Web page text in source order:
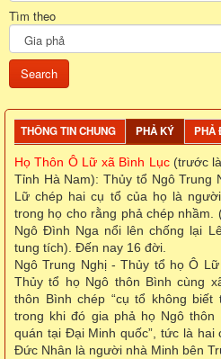
Tìm theo
THÔNG TIN CHUNG PHẢ KÝ PHẢ
Họ Thôn Ô Lữ xã Bình Lục (trước
Tỉnh Hà Nam): Thủy tổ Ngô Trung
Lữ chép hai cụ tổ của họ là
trong họ cho rằng phả chép nhầm.
Ngô Đình Nga nổi lên chống lại
tung tích). Đến nay 16 đời.
Ngô Trung Nghị - Thủy tổ họ Ô
Thủy tổ họ Ngô thôn Bình cùng
thôn Bình chép “cụ tổ không biết
trong khi đó gia phả họ Ngô thôn
quán tại Đại Minh quốc”, tức là hai
Đức Nhân là người nhà Minh bên